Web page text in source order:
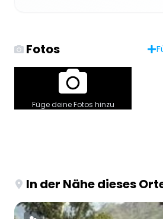
Fotos
Füge deine Fotos hinzu
In der Nähe dieses